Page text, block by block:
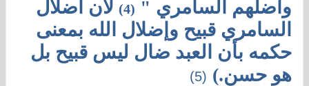
وأضلهم السامري " (4)
لان اضلال
السامري قبيح وإضلال الله بمعنى
حكمه بأن العبد ضال ليس قبيح بل
هو حسن.) (5)